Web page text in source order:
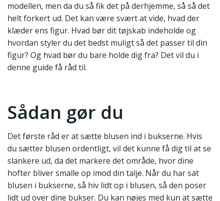
modellen, men da du så fik det på derhjemme, så så det
helt forkert ud. Det kan være svært at vide, hvad der
klæder ens figur. Hvad bør dit tøjskab indeholde og
hvordan styler du det bedst muligt så det passer til din
figur? Og hvad bør du bare holde dig fra? Det vil du i
denne guide få råd til.
Sådan gør du
Det første råd er at sætte blusen ind i bukserne. Hvis
du sætter blusen ordentligt, vil det kunne få dig til at se
slankere ud, da det markere det område, hvor dine
hofter bliver smalle op imod din talje. Når du har sat
blusen i bukserne, så hiv lidt op i blusen, så den poser
lidt ud over dine bukser. Du kan nøjes med kun at sætte